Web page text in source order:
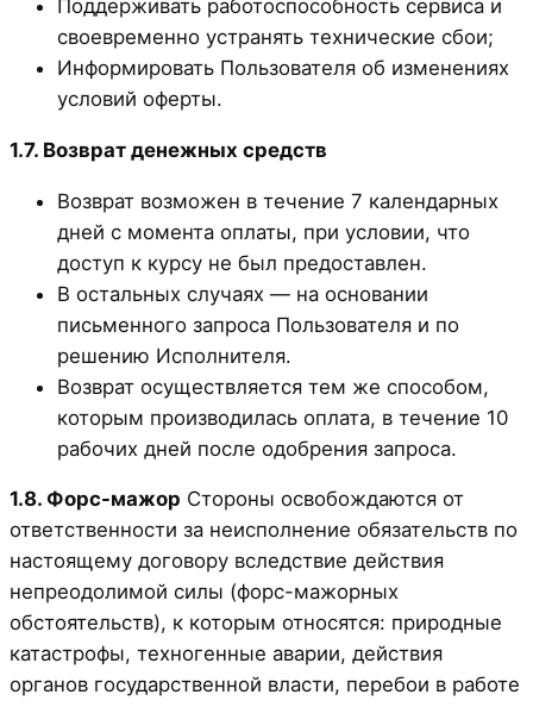
Поддерживать работоспособность сервиса и
своевременно устранять технические сбои;
Информировать Пользователя об изменениях
условий оферты.
1.7. Возврат денежных средств
Возврат возможен в течение 7 календарных
дней с момента оплаты, при условии, что
доступ к курсу не был предоставлен.
В остальных случаях — на основании
письменного запроса Пользователя и по
решению Исполнителя.
Возврат осуществляется тем же способом,
которым производилась оплата, в течение 10
рабочих дней после одобрения запроса.
1.8. Форс-мажор Стороны освобождаются от
ответственности за неисполнение обязательств по
настоящему договору вследствие действия
непреодолимой силы (форс-мажорных
обстоятельств), к которым относятся: природные
катастрофы, техногенные аварии, действия
органов государственной власти, перебои в работе